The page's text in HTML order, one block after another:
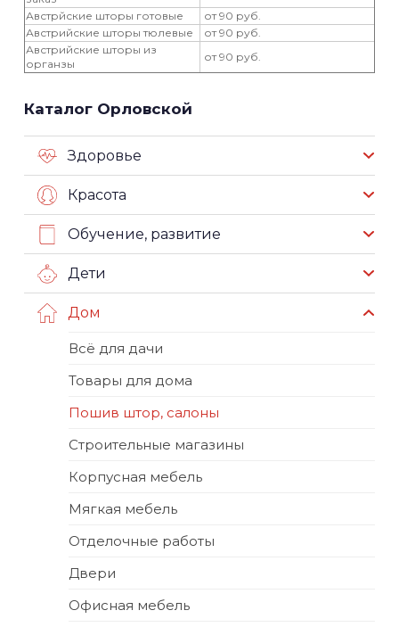
Австрйские шторы готовые
от 90 руб.
Австрийские шторы тюлевые
от 90 руб.
Австрийские шторы из
органзы
от 90 руб.
Каталог Орловской
Здоровье
Красота
Обучение, развитие
Дети
Дом
Всё для дачи
Товары для дома
Пошив штор, салоны
Строительные магазины
Корпусная мебель
Мягкая мебель
Отделочные работы
Двери
Офисная мебель